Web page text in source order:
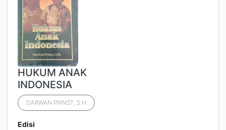
HUKUM ANAK
INDONESIA
DARWAN PRINST, S.H
Edisi